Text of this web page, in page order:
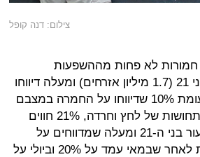
צילום: דנה קופל
חמורות לא פחות מההשפעות
הבריאותיות וההשפעות הכלכליות. כ-30% מבני 21 (1.7 מיליון אזרחים) ומעלה דיווחו
כי מצבם הנפשי החמיר מאז פרוץ המשבר, לעומת 10% שדיווחו על החמרה במצבם
הבריאותי. בתוך כך, 37% מהאוכלוסייה חווים תחושות של לחץ וחרדה, 21% חווים
תחושת בדידות ו19% חווים תחושת דיכאון. שיעור בני ה-21 ומעלה שמדווחים על
החמרה במצב הנפשי במגמת עלייה מתמשכת לאחר שבמאי עמד על 20% וביולי על